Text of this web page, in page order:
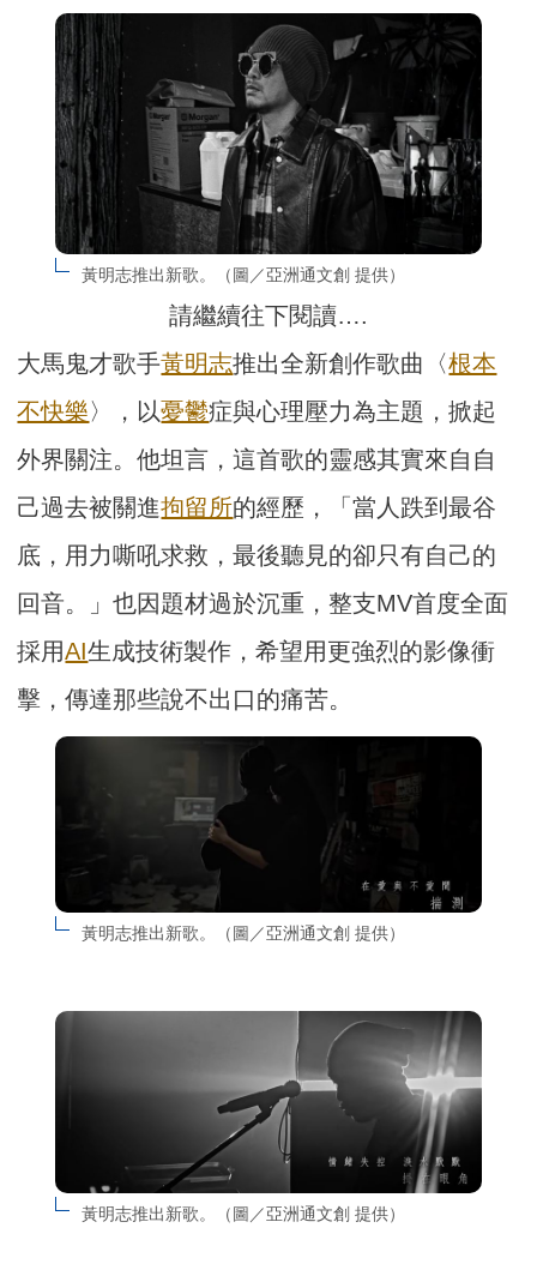
黃明志推出新歌。（圖／亞洲通文創 提供）
請繼續往下閱讀….
大馬鬼才歌手黃明志推出全新創作歌曲〈根本
不快樂〉，以憂鬱症與心理壓力為主題，掀起
外界關注。他坦言，這首歌的靈感其實來自自
己過去被關進拘留所的經歷，「當人跌到最谷
底，用力嘶吼求救，最後聽見的卻只有自己的
回音。」也因題材過於沉重，整支MV首度全面
採用AI生成技術製作，希望用更強烈的影像衝
擊，傳達那些說不出口的痛苦。
黃明志推出新歌。（圖／亞洲通文創 提供）
黃明志推出新歌。（圖／亞洲通文創 提供）